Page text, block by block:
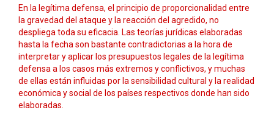
En la legítima defensa, el principio de proporcionalidad entre
la gravedad del ataque y la reacción del agredido, no
despliega toda su eficacia. Las teorías jurídicas elaboradas
hasta la fecha son bastante contradictorias a la hora de
interpretar y aplicar los presupuestos legales de la legítima
defensa a los casos más extremos y conflictivos, y muchas
de ellas están influidas por la sensibilidad cultural y la realidad
económica y social de los países respectivos donde han sido
elaboradas.